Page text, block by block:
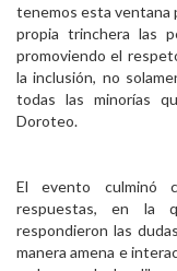
tenemos esta ventana
propia trinchera las
promoviendo el
la inclusión, no
todas las minorías
Doroteo.
El evento culminó
respuestas, en la
respondieron las
manera amena e